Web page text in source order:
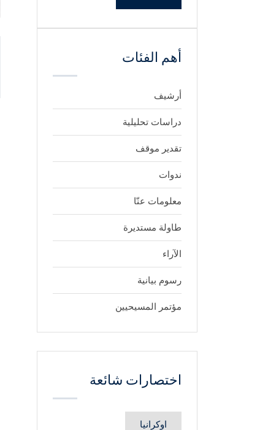
أهم الفئات
أرشيف
دراسات تحليلية
تقدير موقف
ندوات
معلومات عنّا
طاولة مستديرة
الآراء
رسوم بيانية
مؤتمر المسيحيين
اختصارات شائعة
اوكرانيا